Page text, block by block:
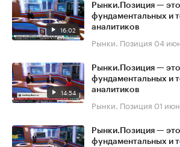
16:02
Рынки.Позиция —
фундаментальных и
аналитиков
Рынки. Позиция 04
14:54
Рынки.Позиция —
фундаментальных и
аналитиков
Рынки. Позиция 01
Рынки.Позиция —
фундаментальных и